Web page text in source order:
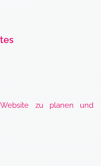
zu planen und